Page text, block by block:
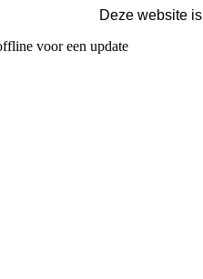
Deze website
voor een update